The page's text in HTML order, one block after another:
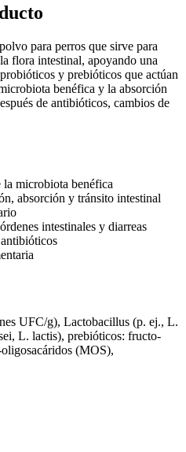
para perros que sirve para
flora intestinal, apoyando una
y prebióticos que actúan
benéfica y la absorción
de antibióticos, cambios de
microbiota benéfica
absorción y tránsito intestinal
intestinales y diarreas
antibióticos
UFC/g), Lactobacillus (p. ej., L.
L. lactis), prebióticos: fructo-
(MOS),